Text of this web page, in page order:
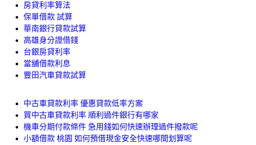
房貸利率算法
保單借款 試算
華南銀行貸款試算
高雄身分證借錢
台銀房貸利率
當舖借款利息
豐田汽車貸款試算
中古車貸款利率 優惠貸款低率方案
買中古車貸款利率 順利過件銀行有哪家
機車分期付款條件 急用錢如何快速辦理過件撥款呢
小額借款 桃園 如何預借現金安全快速哪間划算呢